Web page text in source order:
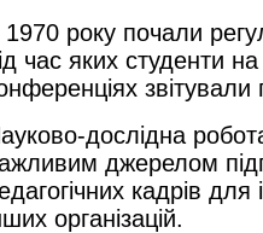
року почали
час яких студенти
дослідна
джерелом
кадрів
організацій.